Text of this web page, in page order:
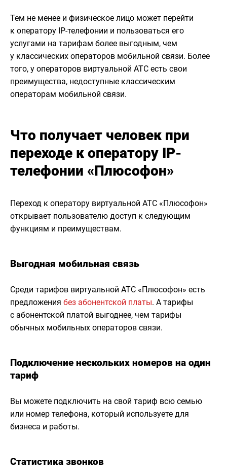
Тем не менее и физическое лицо может перейти
к оператору IP-телефонии и пользоваться его
услугами на тарифам более выгодным, чем
у классических операторов мобильной связи. Более
того, у операторов виртуальной АТС есть свои
преимущества, недоступные классическим
операторам мобильной связи.
Что получает человек при
переходе к оператору IP-
телефонии «Плюсофон»
Переход к оператору виртуальной АТС «Плюсофон»
открывает пользователю доступ к следующим
функциям и преимуществам.
Выгодная мобильная связь
Среди тарифов виртуальной АТС «Плюсофон» есть
предложения без абонентской платы. А тарифы
с абонентской платой выгоднее, чем тарифы
обычных мобильных операторов связи.
Подключение нескольких номеров на один
тариф
Вы можете подключить на свой тариф всю семью
или номер телефона, который используете для
бизнеса и работы.
Статистика звонков